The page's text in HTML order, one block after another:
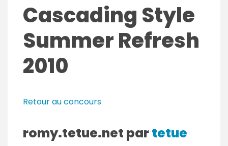
Cascading Style
Summer Refresh
2010
Retour au concours
romy.tetue.net partetue